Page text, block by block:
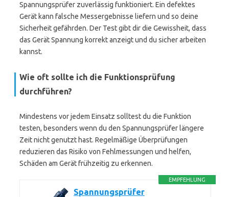
Spannungsprüfer zuverlässig funktioniert. Ein defektes
Gerät kann falsche Messergebnisse liefern und so deine
Sicherheit gefährden. Der Test gibt dir die Gewissheit, dass
das Gerät Spannung korrekt anzeigt und du sicher arbeiten
kannst.
Wie oft sollte ich die Funktionsprüfung
durchführen?
Mindestens vor jedem Einsatz solltest du die Funktion
testen, besonders wenn du den Spannungsprüfer längere
Zeit nicht genutzt hast. Regelmäßige Überprüfungen
reduzieren das Risiko von Fehlmessungen und helfen,
Schäden am Gerät frühzeitig zu erkennen.
EMPFEHLUNG
Spannungsprüfer